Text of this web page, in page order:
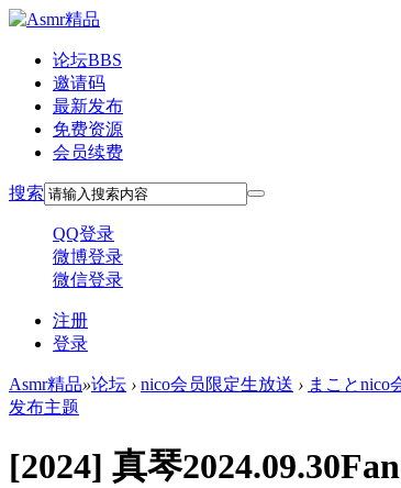
论坛BBS
邀请码
最新发布
免费资源
会员续费
搜索
QQ登录
微博登录
微信登录
注册
登录
Asmr精品»论坛 › nico会员限定生放送 › まことnico
发布主题
[2024] 真琴